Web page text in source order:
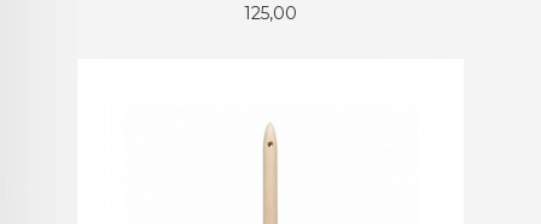
Pris
125,00